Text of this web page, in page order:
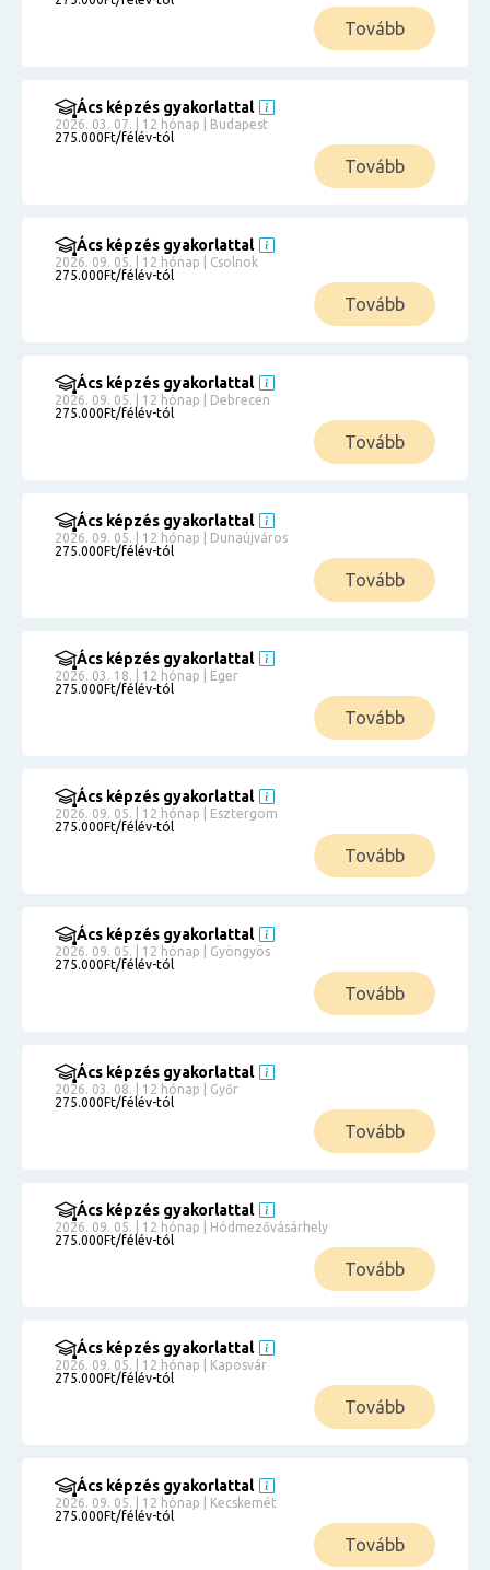
Tovább
Ács képzés gyakorlattal
2026. 03. 07. | 12 hónap | Budapest
275.000Ft/félév-tól
Tovább
Ács képzés gyakorlattal
2026. 09. 05. | 12 hónap | Csolnok
275.000Ft/félév-tól
Tovább
Ács képzés gyakorlattal
2026. 09. 05. | 12 hónap | Debrecen
275.000Ft/félév-tól
Tovább
Ács képzés gyakorlattal
2026. 09. 05. | 12 hónap | Dunaújváros
275.000Ft/félév-tól
Tovább
Ács képzés gyakorlattal
2026. 03. 18. | 12 hónap | Eger
275.000Ft/félév-tól
Tovább
Ács képzés gyakorlattal
2026. 09. 05. | 12 hónap | Esztergom
275.000Ft/félév-tól
Tovább
Ács képzés gyakorlattal
2026. 09. 05. | 12 hónap | Gyöngyös
275.000Ft/félév-tól
Tovább
Ács képzés gyakorlattal
2026. 03. 08. | 12 hónap | Győr
275.000Ft/félév-tól
Tovább
Ács képzés gyakorlattal
2026. 09. 05. | 12 hónap | Hódmezővásárhely
275.000Ft/félév-tól
Tovább
Ács képzés gyakorlattal
2026. 09. 05. | 12 hónap | Kaposvár
275.000Ft/félév-tól
Tovább
Ács képzés gyakorlattal
2026. 09. 05. | 12 hónap | Kecskemét
275.000Ft/félév-tól
Tovább